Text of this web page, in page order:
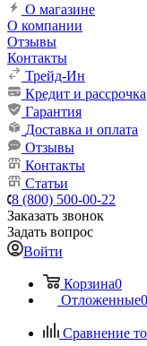
О магазине
О компании
Отзывы
Контакты
Трейд-Ин
Кредит и рассрочка
Гарантия
Доставка и оплата
Отзывы
Контакты
Статьи
8 (800) 500-00-22
Заказать звонок
Задать вопрос
Войти
Корзина0
Отложенные0
Сравнение